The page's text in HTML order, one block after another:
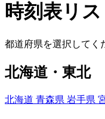
時刻表リス
都道府県を選択してく
北海道・東北
北海道 青森県 岩手県